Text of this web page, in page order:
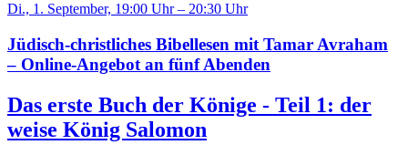
Di., 1. September, 19:00 Uhr – 20:30 Uhr
Jüdisch-christliches Bibellesen mit Tamar Avraham
– Online-Angebot an fünf Abenden
Das erste Buch der Könige - Teil 1: der
weise König Salomon